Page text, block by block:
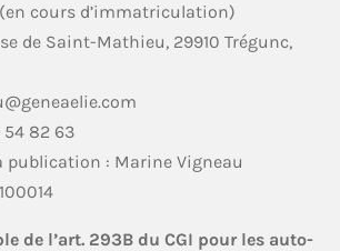
cours d’immatriculation)
de Saint-Mathieu, 29910 Trégunc,
54 82 63
publication : Marine Vigneau
de l’art. 293B du CGI pour les auto-